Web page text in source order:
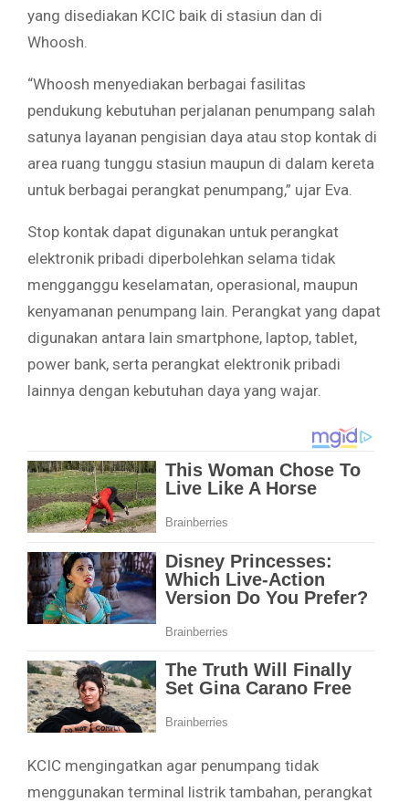
yang disediakan KCIC baik di stasiun dan di
Whoosh.
“Whoosh menyediakan berbagai fasilitas
pendukung kebutuhan perjalanan penumpang salah
satunya layanan pengisian daya atau stop kontak di
area ruang tunggu stasiun maupun di dalam kereta
untuk berbagai perangkat penumpang,” ujar Eva.
Stop kontak dapat digunakan untuk perangkat
elektronik pribadi diperbolehkan selama tidak
mengganggu keselamatan, operasional, maupun
kenyamanan penumpang lain. Perangkat yang dapat
digunakan antara lain smartphone, laptop, tablet,
power bank, serta perangkat elektronik pribadi
lainnya dengan kebutuhan daya yang wajar.
KCIC mengingatkan agar penumpang tidak
menggunakan terminal listrik tambahan, perangkat